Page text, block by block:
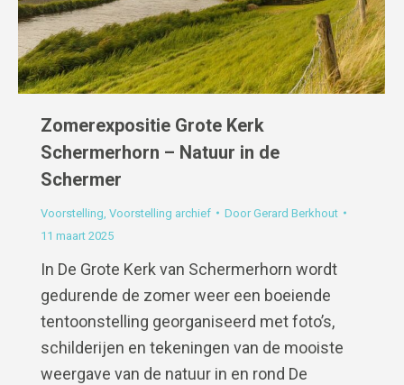
Zomerexpositie Grote Kerk
Schermerhorn – Natuur in de
Schermer
Voorstelling Voorstelling archief DoorGerard Berkhout
11 maart 2025
In De Grote Kerk van Schermerhorn wordt
gedurende de zomer weer een boeiende
tentoonstelling georganiseerd met foto’s,
schilderijen en tekeningen van de mooiste
weergave van de natuur in en rond De